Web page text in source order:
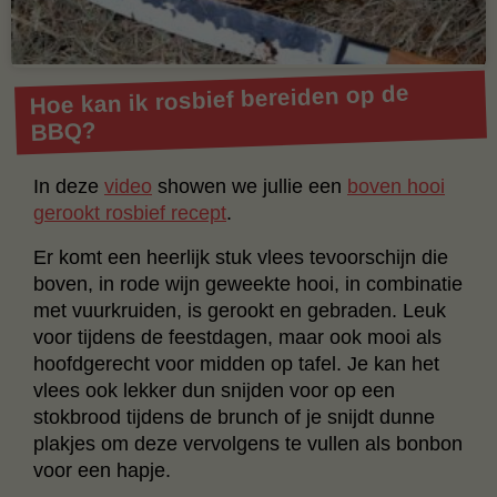
Hoe kan ik rosbief bereiden op de
BBQ?
In deze video showen we jullie een boven hooi
gerookt rosbief recept.
Er komt een heerlijk stuk vlees tevoorschijn die
boven, in rode wijn geweekte hooi, in combinatie
met vuurkruiden, is gerookt en gebraden. Leuk
voor tijdens de feestdagen, maar ook mooi als
hoofdgerecht voor midden op tafel. Je kan het
vlees ook lekker dun snijden voor op een
stokbrood tijdens de brunch of je snijdt dunne
plakjes om deze vervolgens te vullen als bonbon
voor een hapje.